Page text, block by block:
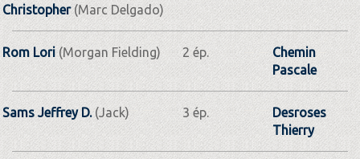
Christopher(Marc Delgado)
Rom Lori(Morgan Fielding) 2 ép.
Chemin
Pascale
Sams Jeffrey D.(Jack) 3 ép.
Desroses
Thierry